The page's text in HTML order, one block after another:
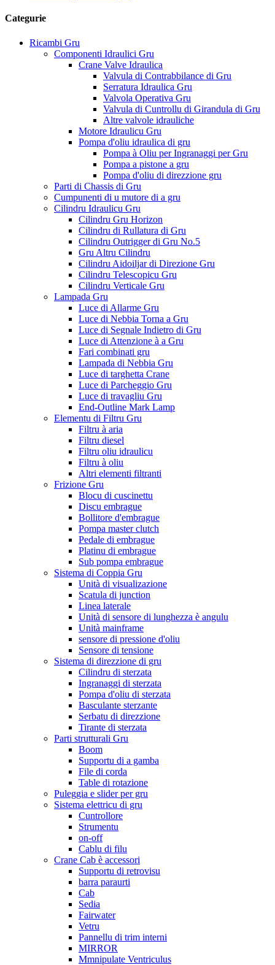
Categurie
Ricambi Gru
Componenti Idraulici Gru
Crane Valve Idraulica
Valvula di Contrabbilance di Gru
Serratura Idraulica Gru
Valvola Operativa Gru
Valvula di Cuntrollu di Girandula di Gru
Altre valvole idrauliche
Motore Idraulicu Gru
Pompa d'oliu idraulica di gru
Pompa à Oliu per Ingranaggi per Gru
Pompa a pistone a gru
Pompa d'oliu di direzzione gru
Parti di Chassis di Gru
Cumpunenti di u mutore di a gru
Cilindru Idraulicu Gru
Cilindru Gru Horizon
Cilindru di Rullatura di Gru
Cilindru Outrigger di Gru No.5
Gru Altru Cilindru
Cilindru Aidoiljar di Direzione Gru
Cilindru Telescopicu Gru
Cilindru Verticale Gru
Lampada Gru
Luce di Allarme Gru
Luce di Nebbia Torna a Gru
Luce di Segnale Indietro di Gru
Luce di Attenzione à a Gru
Fari combinati gru
Lampada di Nebbia Gru
Luce di targhetta Crane
Luce di Parcheggio Gru
Luce di travagliu Gru
End-Outline Mark Lamp
Elementu di Filtru Gru
Filtru à aria
Filtru diesel
Filtru oliu idraulicu
Filtru à oliu
Altri elementi filtranti
Frizione Gru
Blocu di cuscinettu
Discu embrague
Bollitore d'embrague
Pompa master clutch
Pedale di embrague
Platinu di embrague
Sub pompa embrague
Sistema di Coppia Gru
Unità di visualizazione
Scatula di junction
Linea laterale
Unità di sensore di lunghezza è angulu
Unità mainframe
sensore di pressione d'oliu
Sensore di tensione
Sistema di direzzione di gru
Cilindru di sterzata
Ingranaggi di sterzata
Pompa d'oliu di sterzata
Basculante sterzante
Serbatu di direzzione
Tirante di sterzata
Parti strutturali Gru
Boom
Supportu di a gamba
File di corda
Table di rotazione
Puleggia e slider per gru
Sistema elettricu di gru
Cuntrollore
Strumentu
on-off
Cablu di filu
Crane Cab è accessori
Supportu di retrovisu
barra paraurti
Cab
Sedia
Fairwater
Vetru
Pannellu di trim interni
MIRROR
Mmnipulate Ventriculus